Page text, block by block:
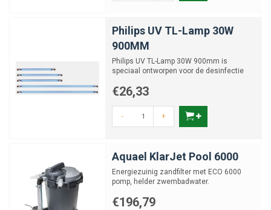
Philips UV TL-Lamp 30W
900MM
Philips UV TL-Lamp 30W 900mm is
speciaal ontworpen voor de desinfectie
€26,33
- +
Aquael KlarJet Pool 6000
Energiezuinig zandfilter met ECO 6000
pomp, helder zwembadwater.
€196,79